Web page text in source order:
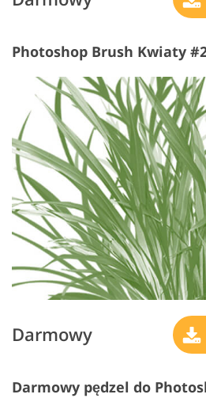
Photoshop Brush Kwiaty
Darmowy